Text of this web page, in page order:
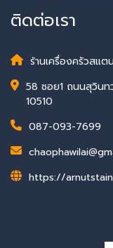
ติดต่อเรา
ร้านเครื่องครัวสแ
58 ซอย1 ถนนสุวินท
10510
087-093-7699
https://